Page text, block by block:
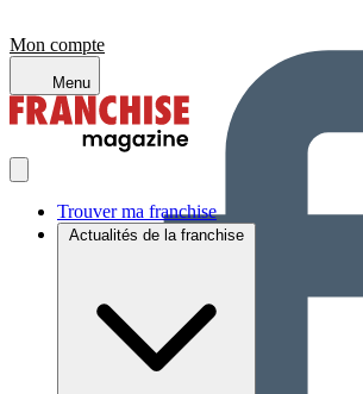
Mon compte
Menu
Trouver ma franchise
Actualités de la franchise